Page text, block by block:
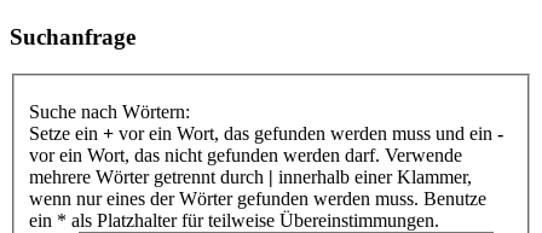
Suchanfrage
Suche nach Wörtern:
Setze ein + vor ein Wort, das gefunden werden muss und ein -
vor ein Wort, das nicht gefunden werden darf. Verwende
mehrere Wörter getrennt durch | innerhalb einer Klammer,
wenn nur eines der Wörter gefunden werden muss. Benutze
ein * als Platzhalter für teilweise Übereinstimmungen.